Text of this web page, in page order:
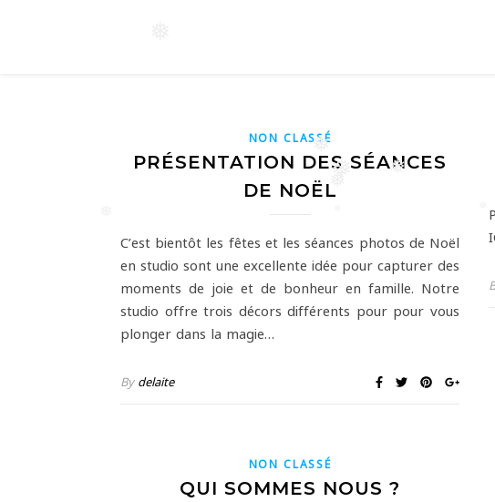
❅
❅
❅
NON CLASSÉ
PRÉSENTATION DES SÉANCES
DE NOËL
C’est bientôt les fêtes et les séances photos de Noël
en studio sont une excellente idée pour capturer des
moments de joie et de bonheur en famille. Notre
studio offre trois décors différents pour pour vous
plonger dans la magie…
By delaite
NON CLASSÉ
QUI SOMMES NOUS ?